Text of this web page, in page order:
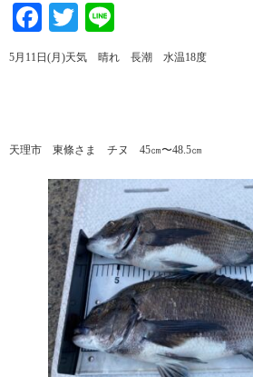
Facebook
Twitter
5月11日(月)天気 晴れ 長潮 水温18度
天理市 東條さま チヌ 45㎝〜48.5㎝